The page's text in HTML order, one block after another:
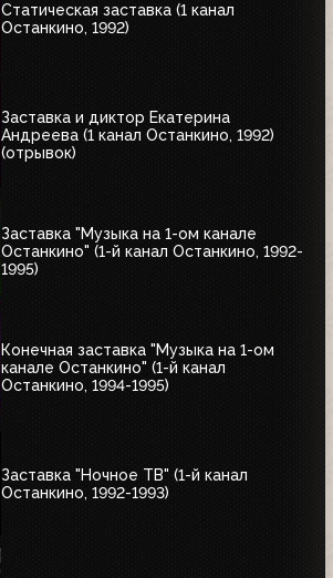
Статическая заставка (1 канал
Останкино, 1992)
Заставка и диктор Екатерина
Андреева (1 канал Останкино, 1992)
(отрывок)
Заставка "Музыка на 1-ом канале
Останкино" (1-й канал Останкино, 1992-
1995)
Конечная заставка "Музыка на 1-ом
канале Останкино" (1-й канал
Останкино, 1994-1995)
Заставка "Ночное ТВ" (1-й канал
Останкино, 1992-1993)